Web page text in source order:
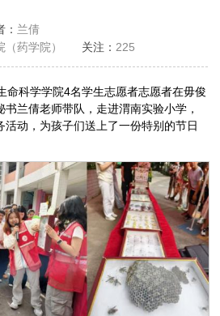
： 兰倩
（药学院） 关注： 225
命科学学院4名学生志愿者志愿者在毋俊
兰倩老师带队，走进渭南实验小学，
动，为孩子们送上了一份特别的节日